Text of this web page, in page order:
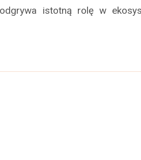
istotną rolę w